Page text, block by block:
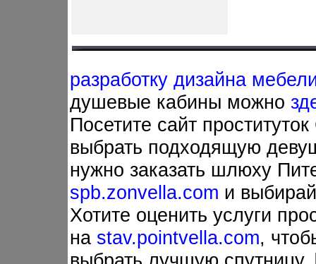
разработку дизайна
душевые кабины можно
Посетите сайт
выбрать подходящую
нужно заказать шлюху
spb.zonvella.com и
Хотите оценить услуги
на stav.pointvella.com,